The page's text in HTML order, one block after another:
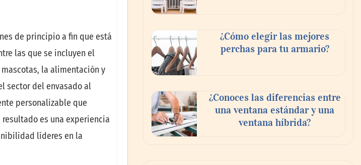
de principio a fin que está
las que se incluyen el
la alimentación y
sector del envasado al
personalizable que
es una experiencia
líderes en la
¿Cómo elegir las mejores
perchas para tu armario?
¿Conoces las diferencias entre
una ventana estándar y una
ventana híbrida?